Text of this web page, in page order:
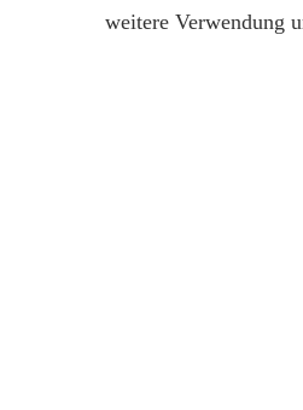
weitere Verwendung